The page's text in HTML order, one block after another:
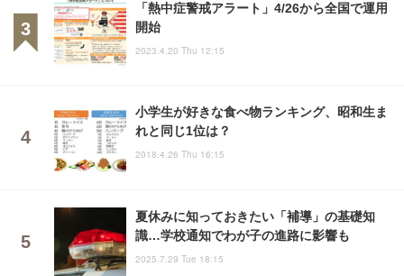
「熱中症警戒アラート」4/26から全国で運用
開始
2023.4.20 Thu 12:15
小学生が好きな食べ物ランキング、昭和生ま
れと同じ1位は？
2018.4.26 Thu 16:15
夏休みに知っておきたい「補導」の基礎知
識…学校通知でわが子の進路に影響も
2025.7.29 Tue 18:15